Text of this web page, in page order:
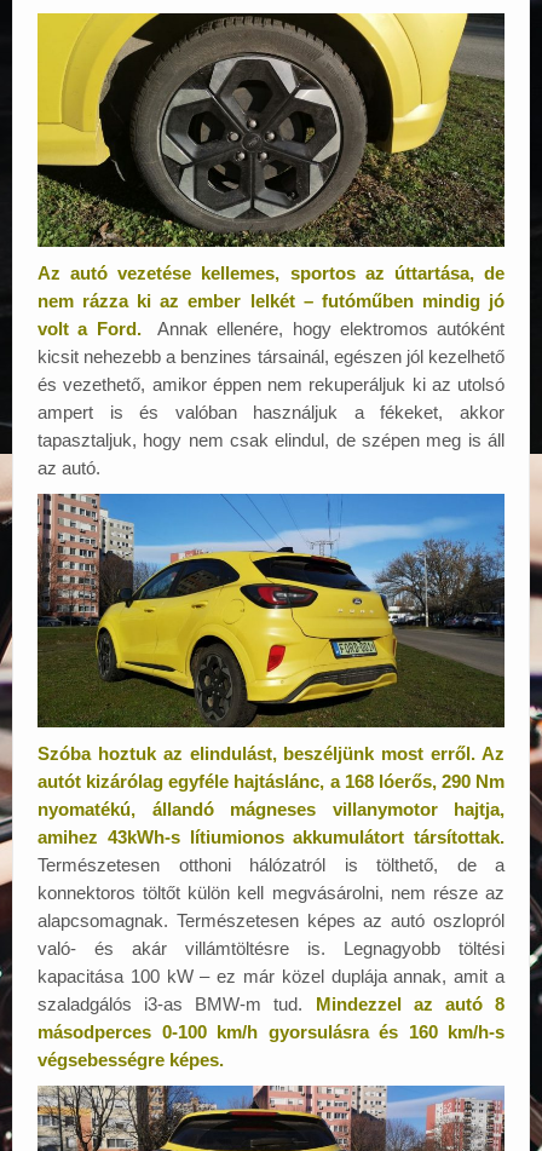
Az autó vezetése kellemes, sportos az úttartása, de
nem rázza ki az ember lelkét – futóműben mindig jó
volt a Ford.
Annak ellenére, hogy elektromos autóként
kicsit nehezebb a benzines társainál, egészen jól kezelhető
és vezethető, amikor éppen nem rekuperáljuk ki az utolsó
ampert is és valóban használjuk a fékeket, akkor
tapasztaljuk, hogy nem csak elindul, de szépen meg is áll
az autó.
Szóba hoztuk az elindulást, beszéljünk most erről. Az
autót kizárólag egyféle hajtáslánc, a 168 lóerős, 290 Nm
nyomatékú, állandó mágneses villanymotor hajtja,
amihez 43kWh-s lítiumionos akkumulátort társítottak.
Természetesen otthoni hálózatról is tölthető, de a
konnektoros töltőt külön kell megvásárolni, nem része az
alapcsomagnak. Természetesen képes az autó oszlopról
való- és akár villámtöltésre is. Legnagyobb töltési
kapacitása 100 kW – ez már közel duplája annak, amit a
szaladgálós i3-as BMW-m tud. Mindezzel az autó 8
másodperces 0-100 km/h gyorsulásra és 160 km/h-s
végsebességre képes.